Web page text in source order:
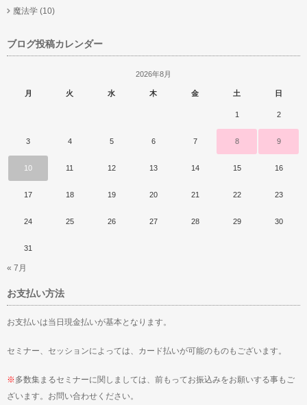
魔法学 (10)
ブログ投稿カレンダー
2026年8月
月 火 水 木 金 土 日
1 2
3 4 5 6 7 8 9
10 11 12 13 14 15 16
17 18 19 20 21 22 23
24 25 26 27 28 29 30
31
« 7月
お支払い方法
お支払いは当日現金払いが基本となります。
セミナー、セッションによっては、カード払いが可能のものもございます。
※多数集まるセミナーに関しましては、前もってお振込みをお願いする事もご
ざいます。お問い合わせください。